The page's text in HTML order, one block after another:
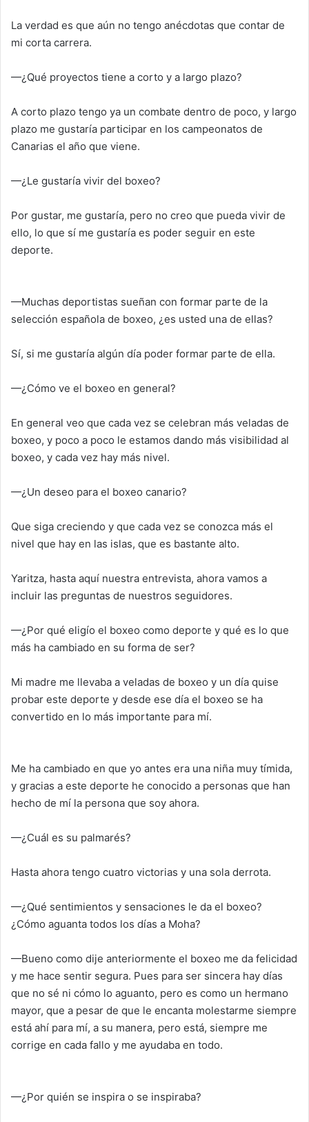
La verdad es que aún no tengo anécdotas que contar de
mi corta carrera.
—¿Qué proyectos tiene a corto y a largo plazo?
A corto plazo tengo ya un combate dentro de poco, y largo
plazo me gustaría participar en los campeonatos de
Canarias el año que viene.
—¿Le gustaría vivir del boxeo?
Por gustar, me gustaría, pero no creo que pueda vivir de
ello, lo que sí me gustaría es poder seguir en este
deporte.
—Muchas deportistas sueñan con formar parte de la
selección española de boxeo, ¿es usted una de ellas?
Sí, si me gustaría algún día poder formar parte de ella.
—¿Cómo ve el boxeo en general?
En general veo que cada vez se celebran más veladas de
boxeo, y poco a poco le estamos dando más visibilidad al
boxeo, y cada vez hay más nivel.
—¿Un deseo para el boxeo canario?
Que siga creciendo y que cada vez se conozca más el
nivel que hay en las islas, que es bastante alto.
Yaritza, hasta aquí nuestra entrevista, ahora vamos a
incluir las preguntas de nuestros seguidores.
—¿Por qué eligío el boxeo como deporte y qué es lo que
más ha cambiado en su forma de ser?
Mi madre me llevaba a veladas de boxeo y un día quise
probar este deporte y desde ese día el boxeo se ha
convertido en lo más importante para mí.
Me ha cambiado en que yo antes era una niña muy tímida,
y gracias a este deporte he conocido a personas que han
hecho de mí la persona que soy ahora.
—¿Cuál es su palmarés?
Hasta ahora tengo cuatro victorias y una sola derrota.
—¿Qué sentimientos y sensaciones le da el boxeo?
¿Cómo aguanta todos los días a Moha?
—Bueno como dije anteriormente el boxeo me da felicidad
y me hace sentir segura. Pues para ser sincera hay días
que no sé ni cómo lo aguanto, pero es como un hermano
mayor, que a pesar de que le encanta molestarme siempre
está ahí para mí, a su manera, pero está, siempre me
corrige en cada fallo y me ayudaba en todo.
—¿Por quién se inspira o se inspiraba?